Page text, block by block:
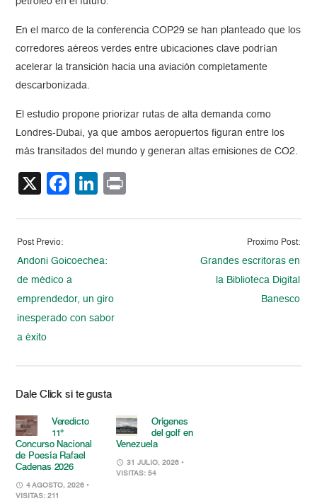
En el marco de la conferencia COP29 se han planteado que los
corredores aéreos verdes entre ubicaciones clave podrían
acelerar la transición hacia una aviación completamente
descarbonizada.
El estudio propone priorizar rutas de alta demanda como
Londres-Dubai, ya que ambos aeropuertos figuran entre los
más transitados del mundo y generan altas emisiones de CO2.
X Facebook
LinkedIn
Post Previo:
Andoni Goicoechea:
de médico a
emprendedor, un giro
inesperado con sabor
a éxito
Proximo Post:
Grandes escritoras en
la Biblioteca Digital
Banesco
Dale Click si te gusta
Veredicto
11°
Concurso Nacional
de Poesía Rafael
Cadenas 2026
4 AGOSTO, 2026 •
VISITAS: 211
Orígenes
del golf en
Venezuela
31 JULIO, 2026 •
VISITAS: 54